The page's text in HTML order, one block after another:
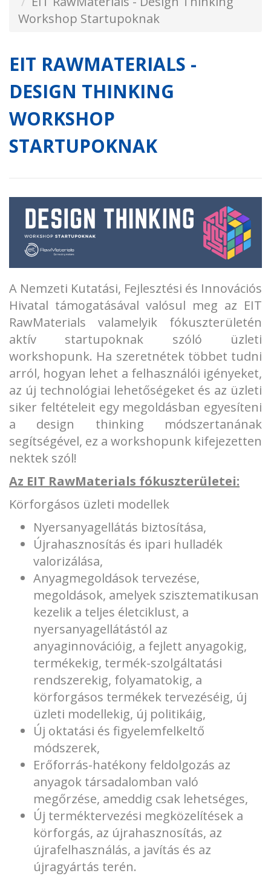
Workshop Startupoknak
EIT RAWMATERIALS -
DESIGN THINKING
WORKSHOP
STARTUPOKNAK
A Nemzeti Kutatási, Fejlesztési és Innovációs
Hivatal támogatásával valósul meg az EIT
RawMaterials valamelyik fókuszterületén
aktív startupoknak szóló üzleti
workshopunk. Ha szeretnétek többet tudni
arról, hogyan lehet a felhasználói igényeket,
az új technológiai lehetőségeket és az üzleti
siker feltételeit egy megoldásban egyesíteni
a design thinking módszertanának
segítségével, ez a workshopunk kifejezetten
nektek szól!
Az EIT RawMaterials fókuszterületei:
Körforgásos üzleti modellek
Nyersanyagellátás biztosítása,
Újrahasznosítás és ipari hulladék
valorizálása,
Anyagmegoldások tervezése,
megoldások, amelyek szisztematikusan
kezelik a teljes életciklust, a
nyersanyagellátástól az
anyaginnovációig, a fejlett anyagokig,
termékekig, termék-szolgáltatási
rendszerekig, folyamatokig, a
körforgásos termékek tervezéséig, új
üzleti modellekig, új politikáig,
Új oktatási és figyelemfelkeltő
módszerek,
Erőforrás-hatékony feldolgozás az
anyagok társadalomban való
megőrzése, ameddig csak lehetséges,
Új terméktervezési megközelítések a
körforgás, az újrahasznosítás, az
újrafelhasználás, a javítás és az
újragyártás terén.